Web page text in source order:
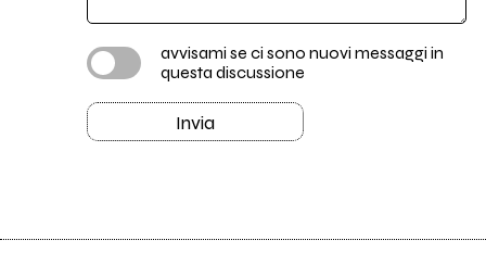
avvisami se ci sono nuovi messaggi in
questa discussione
Invia